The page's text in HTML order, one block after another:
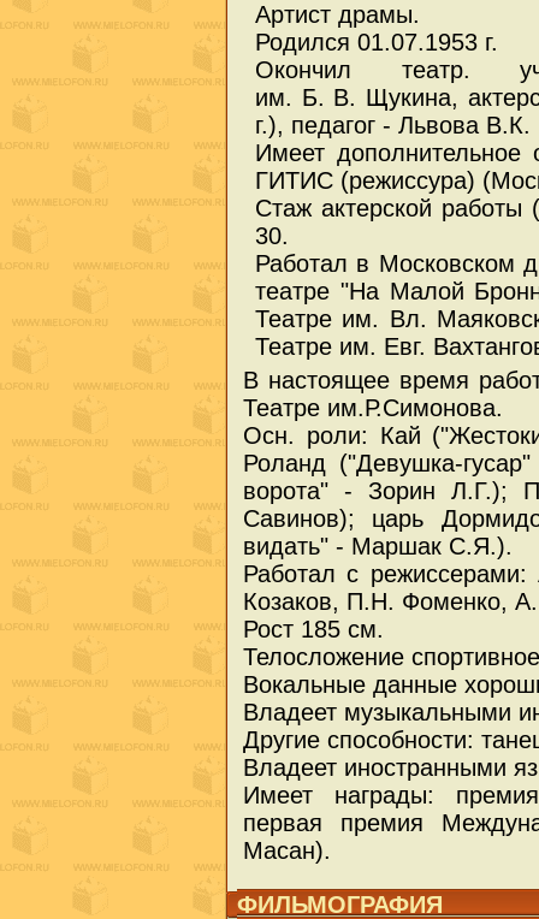
Артист драмы.
Родился 01.07.1953 г.
Окончил театр.
им. Б. В. Щукина,
г.), педагог - Львова В.К.
Имеет дополнительное
ГИТИС (режиссура)
Стаж актерской работы
30.
Работал в Московском
театре "На Малой
Театре им. Вл.
Театре им. Евг.
В настоящее время
Театре им.Р.Симонова.
Осн. роли: Кай
Роланд ("Девушка-
ворота" - Зорин Л.Г.);
Савинов); царь
видать" - Маршак С.Я.).
Работал с
Козаков, П.Н. Фоменко,
Рост 185 см.
Телосложение
Вокальные данные
Владеет музыкальными
Другие способности:
Владеет иностранными
Имеет награды:
первая премия
Масан).
ФИЛЬМОГРАФИЯ